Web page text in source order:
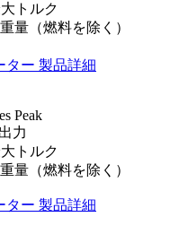
トルク
量（燃料を除く）
ター 製品詳細
Peak
力
トルク
量（燃料を除く）
ター 製品詳細